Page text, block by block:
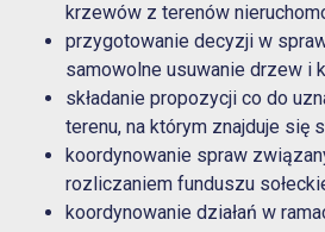
krzewów z terenów
przygotowanie decyzji w
samowolne usuwanie drzew i
składanie propozycji co do
terenu, na którym znajduje się
koordynowanie spraw
rozliczaniem funduszu
koordynowanie działań w